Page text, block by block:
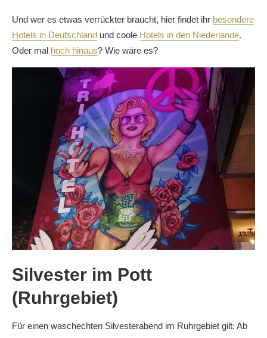
Und wer es etwas verrückter braucht, hier findet ihr besondere
Hotels in Deutschland und coole Hotels in den Niederlande.
Oder mal hoch hinaus? Wie wäre es?
Silvester im Pott
(Ruhrgebiet)
Für einen waschechten Silvesterabend im Ruhrgebiet gilt: Ab